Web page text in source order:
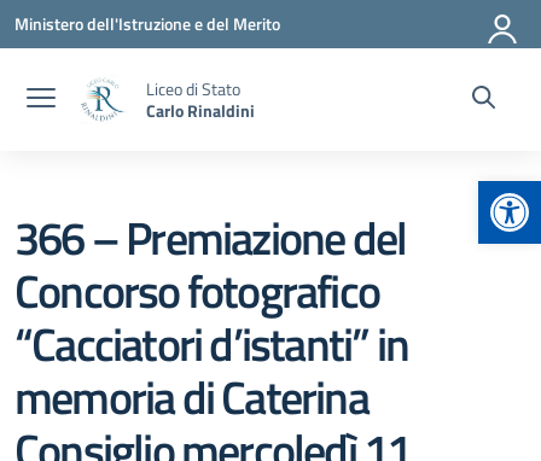
Vai ai contenuti
Vai al menu di navigazione
Vai al footer
Ministero dell'Istruzione e del Merito
Liceo di Stato
Carlo Rinaldini
366 – Premiazione del
Concorso fotografico
“Cacciatori d’istanti” in
memoria di Caterina